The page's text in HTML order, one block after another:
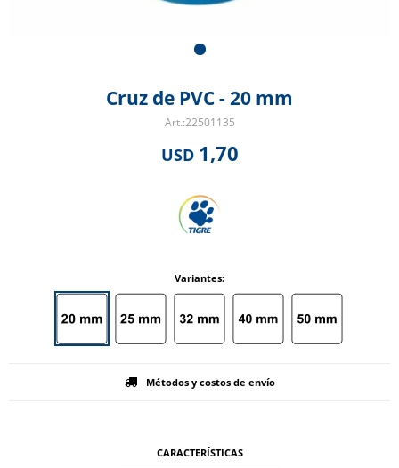
Cruz de PVC - 20 mm
22501135
USD 1,70
Variantes:
Métodos y costos de envío
CARACTERÍSTICAS